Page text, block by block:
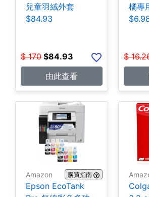
兒童羽絨外套
$84.93
$ 170 $84.93
由此查看
橘專
$
Amazon 購買指南
Epson EcoTank